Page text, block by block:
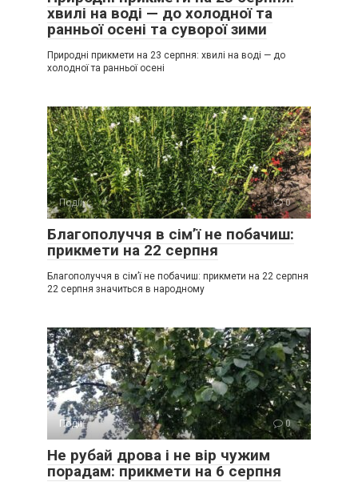
хвилі на воді — до холодної та
ранньої осені та суворої зими
Природні прикмети на 23 серпня: хвилі на воді — до
холодної та ранньої осені
Події 0
Благополуччя в сім’ї не побачиш:
прикмети на 22 серпня
Благополуччя в сім’ї не побачиш: прикмети на 22 серпня
22 серпня значиться в народному
Події 0
Не рубай дрова і не вір чужим
порадам: прикмети на 6 серпня